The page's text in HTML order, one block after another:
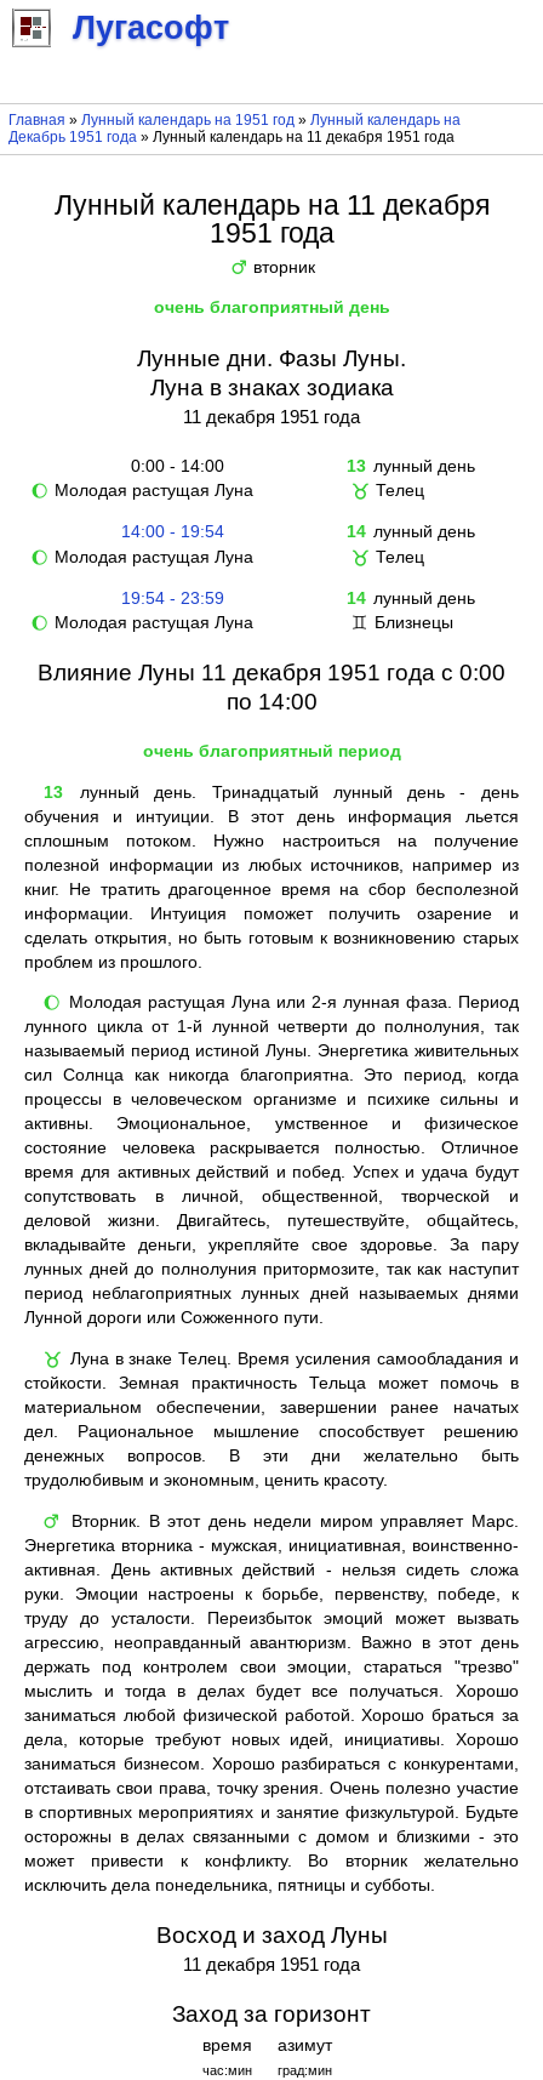
Лугасофт
Главная » Лунный календарь на 1951 год» Лунный календарь на
Декабрь 1951 года» Лунный календарь на 11 декабря 1951 года
Лунный календарь на 11 декабря
1951 года
♂ вторник
очень благоприятный день
Лунные дни. Фазы Луны.
Луна в знаках зодиака
11 декабря 1951 года
0:00 - 14:00 13 лунный день
🌔 Молодая растущая Луна ♉ Телец
14:00 - 19:54 14 лунный день
🌔 Молодая растущая Луна ♉ Телец
19:54 - 23:59 14 лунный день
🌔 Молодая растущая Луна ♊ Близнецы
Влияние Луны 11 декабря 1951 года с 0:00
по 14:00
очень благоприятный период
13
лунный день. Тринадцатый лунный день - день
обучения и интуиции. В этот день информация льется
сплошным потоком. Нужно настроиться на получение
полезной информации из любых источников, например из
книг. Не тратить драгоценное время на сбор бесполезной
информации. Интуиция поможет получить озарение и
сделать открытия, но быть готовым к возникновению старых
проблем из прошлого.
🌔
Молодая растущая Луна или 2-я лунная фаза. Период
лунного цикла от 1-й лунной четверти до полнолуния, так
называемый период истиной Луны. Энергетика живительных
сил Солнца как никогда благоприятна. Это период, когда
процессы в человеческом организме и психике сильны и
активны. Эмоциональное, умственное и физическое
состояние человека раскрывается полностью. Отличное
время для активных действий и побед. Успех и удача будут
сопутствовать в личной, общественной, творческой и
деловой жизни. Двигайтесь, путешествуйте, общайтесь,
вкладывайте деньги, укрепляйте свое здоровье. За пару
лунных дней до полнолуния притормозите, так как наступит
период неблагоприятных лунных дней называемых днями
Лунной дороги или Сожженного пути.
♉
Луна в знаке Телец. Время усиления самообладания и
стойкости. Земная практичность Тельца может помочь в
материальном обеспечении, завершении ранее начатых
дел. Рациональное мышление способствует решению
денежных вопросов. В эти дни желательно быть
трудолюбивым и экономным, ценить красоту.
♂
Вторник. В этот день недели миром управляет Марс.
Энергетика вторника - мужская, инициативная, воинственно-
активная. День активных действий - нельзя сидеть сложа
руки. Эмоции настроены к борьбе, первенству, победе, к
труду до усталости. Переизбыток эмоций может вызвать
агрессию, неоправданный авантюризм. Важно в этот день
держать под контролем свои эмоции, стараться "трезво"
мыслить и тогда в делах будет все получаться. Хорошо
заниматься любой физической работой. Хорошо браться за
дела, которые требуют новых идей, инициативы. Хорошо
заниматься бизнесом. Хорошо разбираться с конкурентами,
отстаивать свои права, точку зрения. Очень полезно участие
в спортивных мероприятиях и занятие физкультурой. Будьте
осторожны в делах связанными с домом и близкими - это
может привести к конфликту. Во вторник желательно
исключить дела понедельника, пятницы и субботы.
Восход и заход Луны
11 декабря 1951 года
Заход за горизонт
время
час:мин
азимут
град:мин